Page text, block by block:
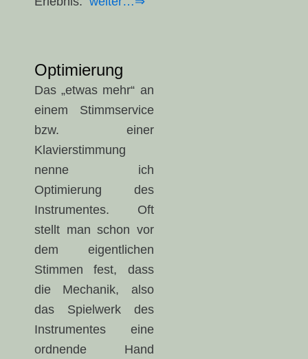
Optimierung
Das „etwas mehr“ an
einem Stimmservice
bzw. einer
Klavierstimmung
nenne ich
Optimierung des
Instrumentes. Oft
stellt man schon vor
dem eigentlichen
Stimmen fest, dass
die Mechanik, also
das Spielwerk des
Instrumentes eine
ordnende Hand